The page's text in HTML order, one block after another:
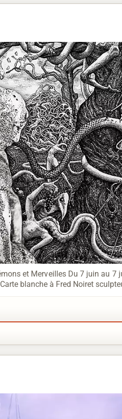
et Merveilles Du 7 juin au
blanche à Fred Noiret